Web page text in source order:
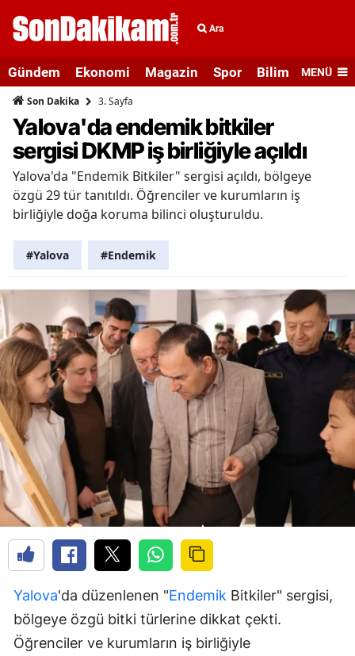
Ara
Gündem Ekonomi Magazin Spor Bilim veMENÜ
Son Dakika 3. Sayfa
Yalova'da endemik bitkiler
sergisi DKMP iş birliğiyle açıldı
Yalova'da "Endemik Bitkiler" sergisi açıldı, bölgeye
özgü 29 tür tanıtıldı. Öğrenciler ve kurumların iş
birliğiyle doğa koruma bilinci oluşturuldu.
#Yalova #Endemik
Yalova'da düzenlenen "Endemik Bitkiler" sergisi,
bölgeye özgü bitki türlerine dikkat çekti.
Öğrenciler ve kurumların iş birliğiyle